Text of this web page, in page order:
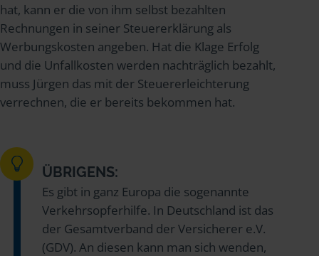
hat, kann er die von ihm selbst bezahlten
Rechnungen in seiner Steuererklärung als
Werbungskosten angeben. Hat die Klage Erfolg
und die Unfallkosten werden nachträglich bezahlt,
muss Jürgen das mit der Steuererleichterung
verrechnen, die er bereits bekommen hat.
ÜBRIGENS:
Es gibt in ganz Europa die sogenannte
Verkehrsopferhilfe. In Deutschland ist das
der Gesamtverband der Versicherer e.V.
(GDV). An diesen kann man sich wenden,